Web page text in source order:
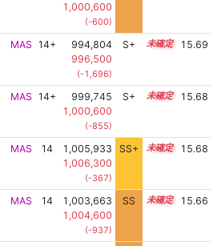
1,000,600
(-600)
MAS 14+
994,804
996,500
(-1,696)
S+ 14.9 15.69
MAS 14+
999,745
1,000,600
(-855)
S+ 14.7 15.68
MAS 14
1,005,933
1,006,300
(-367)
SS+ 14.0 15.68
MAS 14
1,003,663
1,004,600
(-937)
SS 14.3 15.66